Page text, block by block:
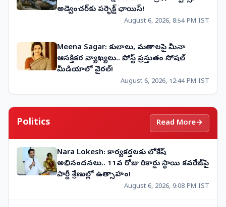
అడ్వెంచర్‌కు పర్ఫెక్ట్ ఛాయిస్!
August 6, 2026, 8:54 PM IST
Meena Sagar: కులాలు, మతాలపై మీనా
ఆసక్తికర వ్యాఖ్యలు.. పోస్ట్ ప్రస్తుతం సోషల్
మీడియాలో వైరల్!
August 6, 2026, 12:44 PM IST
Politics Read More→
Nara Lokesh: కార్యకర్తలకు లోకేష్
అభినందనలు.. 11వ రోజు రికార్డు స్థాయి కవరేజ్‌పై
పార్టీ శ్రేణుల్లో ఉత్సాహం!
August 6, 2026, 9:08 PM IST